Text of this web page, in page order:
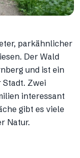
parkähnlicher
Der Wald
und ist ein
Zwei
interessant
gibt es viele
Natur.